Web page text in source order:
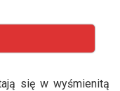
się w wyśmienitą